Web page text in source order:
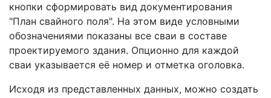
кнопки сформировать вид документирования
"План свайного поля". На этом виде условными
обозначениями показаны все сваи в составе
проектируемого здания. Опционно для каждой
сваи указывается её номер и отметка оголовка.
Исходя из представленных данных, можно создать